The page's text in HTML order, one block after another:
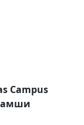
Campus